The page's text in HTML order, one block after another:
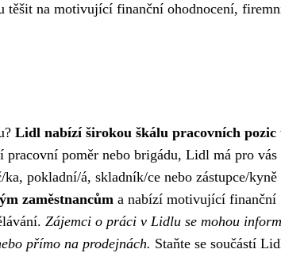
těšit na motivující finanční ohodnocení,
Lidl nabízí širokou škálu pracovních pozic
poměr nebo brigádu, Lidl má pro vás
pokladní/á, skladník/ce nebo zástupce/kyně
zaměstnancům a nabízí motivující finanční
Zájemci o práci v Lidlu se mohou
přímo na prodejnách. Staňte se součástí